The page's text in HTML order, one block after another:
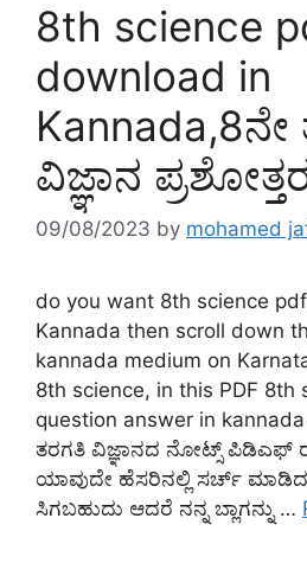
8th science
download in
Kannada,8ನೇ
ವಿಜ್ಞಾನ
09/08/2023 by mohamed
do you want 8th science
Kannada then scroll down
kannada medium on
8th science, in this PDF 8th
question answer in
ತರಗತಿ ವಿಜ್ಞಾನದ ನೋಟ್ಸ್ ಪಿಡಿಎಫ್
ಯಾವುದೇ ಹೆಸರಿನಲ್ಲಿ ಸರ್ಚ್
ಸಿಗಬಹುದು ಆದರೆ ನನ್ನ ಬ್ಲಾಗನ್ನು …